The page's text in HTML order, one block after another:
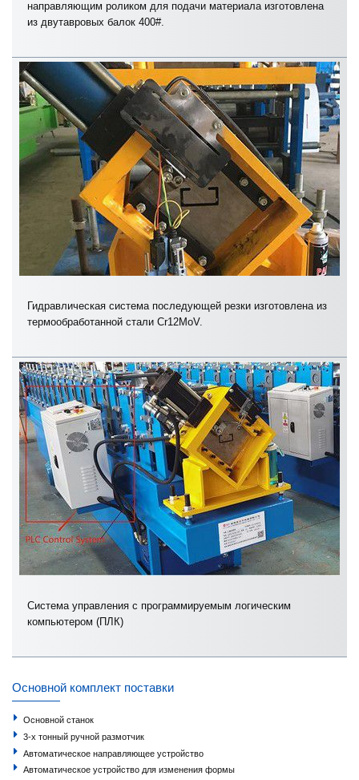
направляющим роликом для подачи материала изготовлена
из двутавровых балок 400#.
Гидравлическая система последующей резки изготовлена из
термообработанной стали Cr12MoV.
Система управления с программируемым логическим
компьютером (ПЛК)
Основной комплект поставки
Основной станок
3-х тонный ручной размотчик
Автоматическое направляющее устройство
Автоматическое устройство для изменения формы